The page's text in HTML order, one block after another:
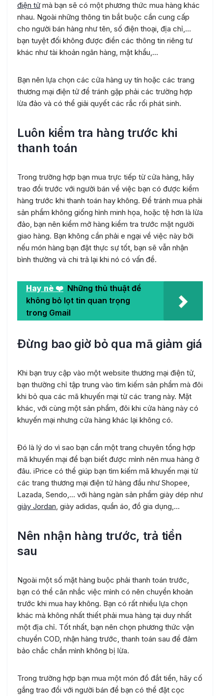
điện tử mà bạn sẽ có một phương thức mua hàng khác
nhau. Ngoài những thông tin bắt buộc cần cung cấp
cho người bán hàng như tên, số điện thoại, địa chỉ,…
bạn tuyệt đối không được điền các thông tin riêng tư
khác như tài khoản ngân hàng, mật khẩu,…
Bạn nên lựa chọn các cửa hàng uy tín hoặc các trang
thương mại điện tử để tránh gặp phải các trường hợp
lừa đảo và có thể giải quyết các rắc rối phát sinh.
Luôn kiểm tra hàng trước khi
thanh toán
Trong trường hợp bạn mua trực tiếp từ cửa hàng, hãy
trao đổi trước với người bán về việc bạn có được kiểm
hàng trước khi thanh toán hay không. Để tránh mua phải
sản phẩm không giống hình minh họa, hoặc tệ hơn là lừa
đảo, bạn nên kiểm mở hàng kiểm tra trước mặt người
giao hàng. Bạn không cần phải e ngại về việc này bởi
nếu món hàng bạn đặt thực sự tốt, bạn sẽ vẫn nhận
bình thường và chi trả lại khi nó có vấn đề.
Hay nè ❤️ Những thủ thuật để
không bỏ lọt tin quan trọng
trong Gmail
Đừng bao giờ bỏ qua mã giảm giá
Khi bạn truy cập vào một website thương mại điện tử,
bạn thường chỉ tập trung vào tìm kiếm sản phẩm mà đôi
khi bỏ qua các mã khuyến mại từ các trang này. Mặt
khác, với cùng một sản phẩm, đôi khi cửa hàng này có
khuyến mại nhưng cửa hàng khác lại không có.
Đó là lý do vì sao bạn cần một trang chuyên tổng hợp
mã khuyến mại để bạn biết được mình nên mua hàng ở
đâu. iPrice có thể giúp bạn tìm kiếm mã khuyến mại từ
các trang thương mại điện tử hàng đầu như Shopee,
Lazada, Sendo,… với hàng ngàn sản phẩm giày dép như
giày Jordan, giày adidas, quần áo, đồ gia dụng,…
Nên nhận hàng trước, trả tiền
sau
Ngoài một số mặt hàng buộc phải thanh toán trước,
bạn có thể cân nhắc việc mình có nên chuyển khoản
trước khi mua hay không. Bạn có rất nhiều lựa chọn
khác mà không nhất thiết phải mua hàng tại duy nhất
một địa chỉ. Tốt nhất, bạn nên chọn phương thức vận
chuyển COD, nhận hàng trước, thanh toán sau để đảm
bảo chắc chắn mình không bị lừa.
Trong trường hợp bạn mua một món đồ đắt tiền, hãy cố
gắng trao đổi với người bán để bạn có thể đặt cọc